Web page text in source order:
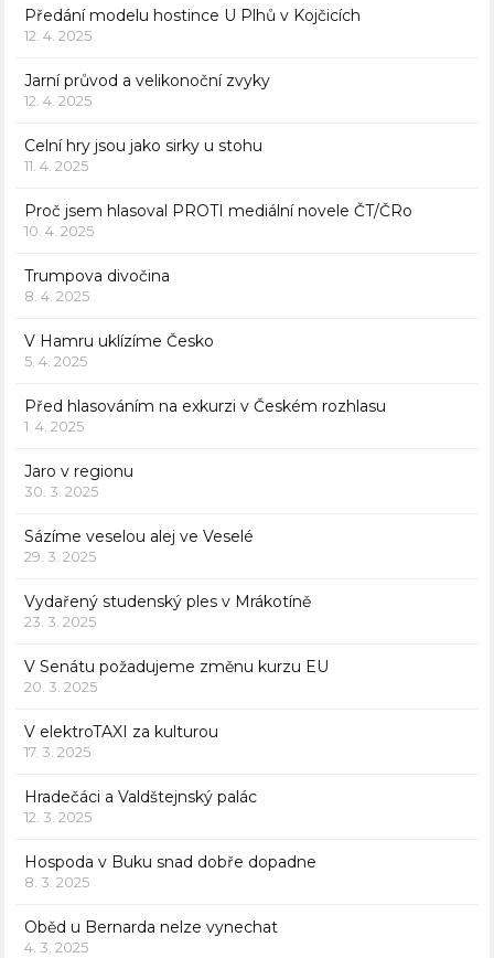
Předání modelu hostince U Plhů v Kojčicích
12. 4. 2025
Jarní průvod a velikonoční zvyky
12. 4. 2025
Celní hry jsou jako sirky u stohu
11. 4. 2025
Proč jsem hlasoval PROTI mediální novele ČT/ČRo
10. 4. 2025
Trumpova divočina
8. 4. 2025
V Hamru uklízíme Česko
5. 4. 2025
Před hlasováním na exkurzi v Českém rozhlasu
1. 4. 2025
Jaro v regionu
30. 3. 2025
Sázíme veselou alej ve Veselé
29. 3. 2025
Vydařený studenský ples v Mrákotíně
23. 3. 2025
V Senátu požadujeme změnu kurzu EU
20. 3. 2025
V elektroTAXI za kulturou
17. 3. 2025
Hradečáci a Valdštejnský palác
12. 3. 2025
Hospoda v Buku snad dobře dopadne
8. 3. 2025
Oběd u Bernarda nelze vynechat
4. 3. 2025